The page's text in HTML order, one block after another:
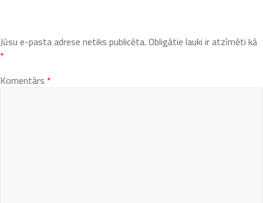
Jūsu e-pasta adrese netiks publicēta.Obligātie lauki ir atzīmēti kā
*
Komentārs *